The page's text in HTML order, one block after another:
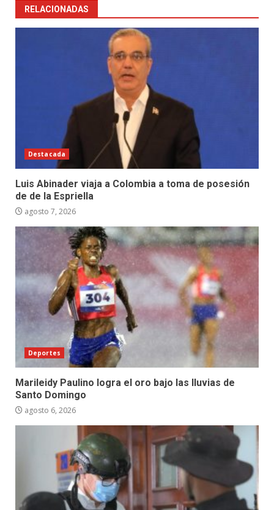
RELACIONADAS
Destacada
Luis Abinader viaja a Colombia a toma de posesión
de de la Espriella
agosto 7, 2026
Deportes
Marileidy Paulino logra el oro bajo las lluvias de
Santo Domingo
agosto 6, 2026